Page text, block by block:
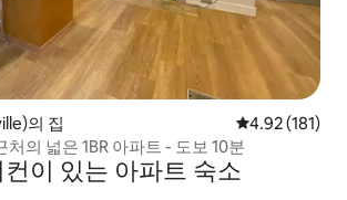
의 집 평점 4.92점(5
4.92 (181)
의 넓은 1BR 아파트 - 도보 10분
이 있는 아파트 숙소